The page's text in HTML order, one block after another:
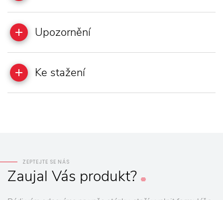
Upozornění
Ke stažení
ZEPTEJTE SE NÁS
Zaujal Vás produkt?